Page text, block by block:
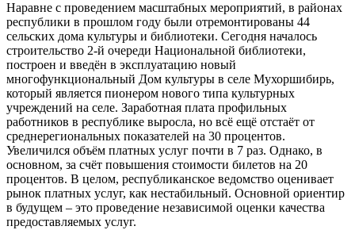
Наравне с проведением масштабных мероприятий, в районах
республики в прошлом году были отремонтированы 44
сельских дома культуры и библиотеки. Сегодня началось
строительство 2-й очереди Национальной библиотеки,
построен и введён в эксплуатацию новый
многофункциональный Дом культуры в селе Мухоршибирь,
который является пионером нового типа культурных
учреждений на селе. Заработная плата профильных
работников в республике выросла, но всё ещё отстаёт от
среднерегиональных показателей на 30 процентов.
Увеличился объём платных услуг почти в 7 раз. Однако, в
основном, за счёт повышения стоимости билетов на 20
процентов. В целом, республиканское ведомство оценивает
рынок платных услуг, как нестабильный. Основной ориентир
в будущем – это проведение независимой оценки качества
предоставляемых услуг.